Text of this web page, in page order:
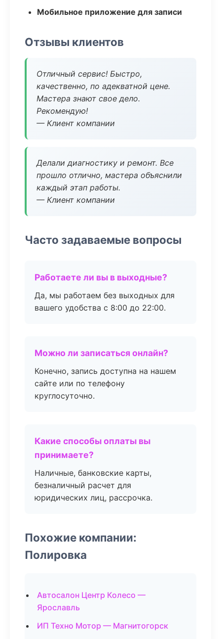
Мобильное приложение для записи
Отзывы клиентов
Отличный сервис! Быстро,
качественно, по адекватной цене.
Мастера знают свое дело.
Рекомендую!
— Клиент компании
Делали диагностику и ремонт. Все
прошло отлично, мастера объяснили
каждый этап работы.
— Клиент компании
Часто задаваемые вопросы
Работаете ли вы в выходные?
Да, мы работаем без выходных для
вашего удобства с 8:00 до 22:00.
Можно ли записаться онлайн?
Конечно, запись доступна на нашем
сайте или по телефону
круглосуточно.
Какие способы оплаты вы
принимаете?
Наличные, банковские карты,
безналичный расчет для
юридических лиц, рассрочка.
Похожие компании:
Полировка
Автосалон Центр Колесо —
Ярославль
ИП Техно Мотор — Магнитогорск